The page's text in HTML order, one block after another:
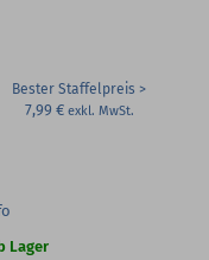
Bester Staffelpreis
7,99 €
Lager